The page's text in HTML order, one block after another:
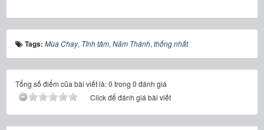
Tags: Mùa Chay, Tĩnh tâm, Năm Thánh, thống nhất
Tổng số điểm của bài viết là: 0 trong 0 đánh giá
Click để đánh giá bài viết